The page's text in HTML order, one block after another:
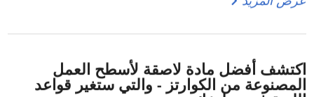
اكتشف أفضل مادة لاصقة لأسطح العمل
المصنوعة من الكوارتز - والتي ستغير قواعد